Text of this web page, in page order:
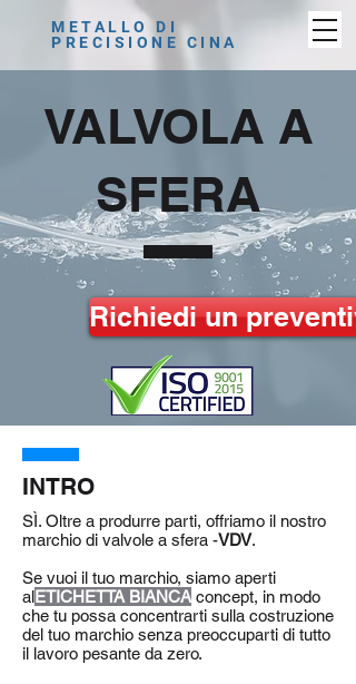
METALLO DI
PRECISIONE CINA
VALVOLA A
SFERA
Richiedi un
INTRO
SÌ. Oltre a produrre parti, offriamo il nostro
marchio di valvole a sfera -VDV.
Se vuoi il tuo marchio, siamo aperti
alETICHETTA BIANCA concept, in modo
che tu possa concentrarti sulla costruzione
del tuo marchio senza preoccuparti di tutto
il lavoro pesante da zero.